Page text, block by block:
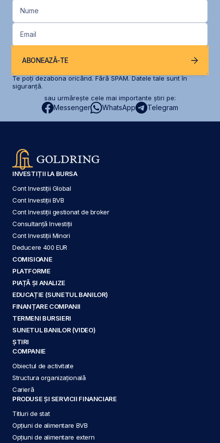
Nume
Email
ABONEAZĂ-TE
Te poți dezabona oricând. Fără SPAM. Datele tale sunt în
siguranță.
sau urmărește cele mai importante știri pe:
Messenger WhatsApp Telegram
INVESTIȚII LA BURSA
Cont Investiții Global
Cont Investiții BVB
Cont Investiții gestionat de broker
Consultanță Investiții
Cont Investiții Minori
Deducere 400 EUR
COMISIOANE
PLATFORME
PIAȚĂ ȘI ANALIZE
EDUCAȚIE (SUNETUL BANILOR)
FINANȚARE COMPANII
TERMENI BURSIERI
SUNETUL BANILOR (VIDEO)
ȘTIRI
COMPANIE
Obiectul de activitate
Structura organizațională
Carieră
PRODUSE ȘI SERVICII FINANCIARE
Titluri de stat
Opțiuni de alimentare BVB
Opțiuni de alimentare extern